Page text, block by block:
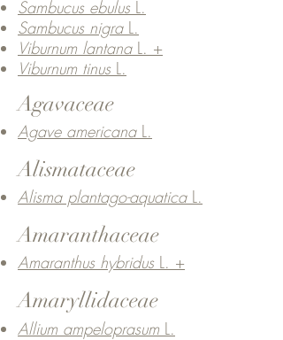
Sambucus ebulus L.
Sambucus nigra L.
Viburnum lantanaL. +
Viburnum tinus L.
Agavaceae
Agave americana L.
Alismataceae
Alisma plantago-aquatica L.
Amaranthaceae
Amaranthus hybridusL. +
Amaryllidaceae
Allium ampeloprasum L.